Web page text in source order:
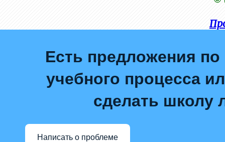
Есть предложения по
учебного процесса
сделать школу
Написать о проблеме